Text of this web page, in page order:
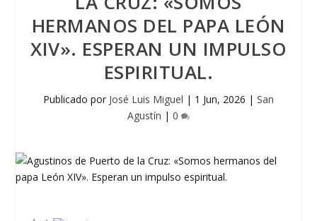
HERMANOS DEL PAPA LEÓN
XIV». ESPERAN UN IMPULSO
ESPIRITUAL.
Publicado por José Luis Miguel | 1 Jun, 2026 | San
Agustín | 0